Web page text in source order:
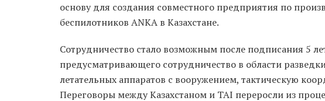
основу для создания совместного предприятия по
беспилотников ANKA в Казахстане.
Сотрудничество стало возможным после подписания 5
предусматривающего сотрудничество в области
летательных аппаратов с вооружением, тактическую
Переговоры между Казахстаном и TAI переросли из